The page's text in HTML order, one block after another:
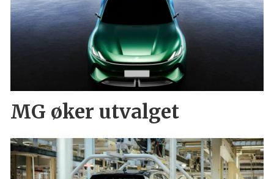
MG øker utvalget